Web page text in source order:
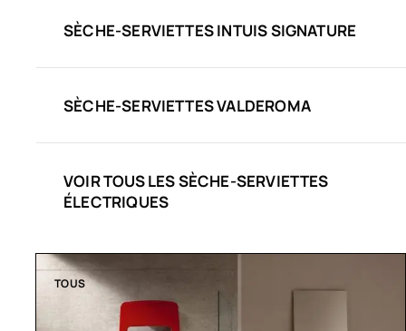
SÈCHE-SERVIETTES INTUIS SIGNATURE
SÈCHE-SERVIETTES VALDEROMA
VOIR TOUS LES SÈCHE-SERVIETTES
ÉLECTRIQUES
TOUS